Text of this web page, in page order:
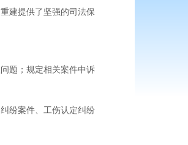
建提供了坚强的司法保
题；规定相关案件中诉
纷案件、工伤认定纠纷